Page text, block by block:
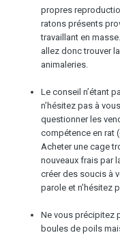
propres
ratons présents
travaillant en
allez donc trouver
animaleries.
Le conseil n’étant
n’hésitez pas à
questionner les
compétence en rat
Acheter une cage
nouveaux frais par
créer des soucis à
parole et n’hésitez
Ne vous précipitez
boules de poils